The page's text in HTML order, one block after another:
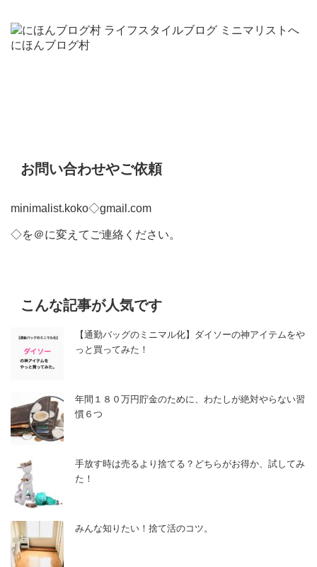
にほんブログ村
お問い合わせやご依頼
minimalist.koko◇gmail.com
◇を＠に変えてご連絡ください。
こんな記事が人気です
【通勤バッグのミニマル化】ダイソーの神アイテムをや
っと買ってみた！
年間１８０万円貯金のために、わたしが絶対やらない習
慣６つ
手放す時は売るより捨てる？どちらがお得か、試してみ
た！
みんな知りたい！捨て活のコツ。